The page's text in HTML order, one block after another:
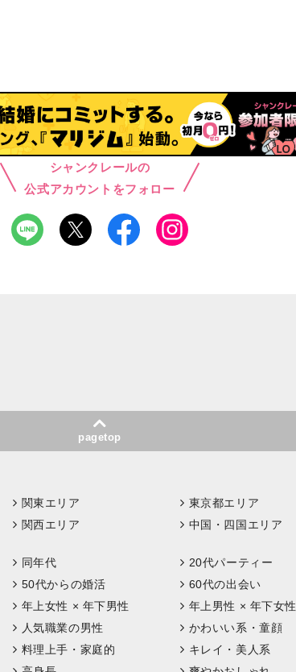
シャンクレールの
公式アカウントをフォロー
pagetop
関東エリア 東京都エリア
関西エリア 中国・四国エリア
同年代 20代パーティー
50代からの婚活 60代の出会い
年上女性 × 年下男性 年上男性 × 年下女性
人気職業の男性 かわいい系・童顔
料理上手・家庭的 キレイ・美人系